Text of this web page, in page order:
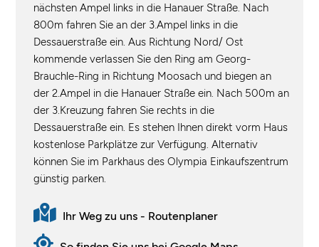
nächsten Ampel links in die Hanauer Straße. Nach
800m fahren Sie an der 3.Ampel links in die
Dessauerstraße ein. Aus Richtung Nord/ Ost
kommende verlassen Sie den Ring am Georg-
Brauchle-Ring in Richtung Moosach und biegen an
der 2.Ampel in die Hanauer Straße ein. Nach 500m an
der 3.Kreuzung fahren Sie rechts in die
Dessauerstraße ein. Es stehen Ihnen direkt vorm Haus
kostenlose Parkplätze zur Verfügung. Alternativ
können Sie im Parkhaus des Olympia Einkaufszentrum
günstig parken.
Ihr Weg zu uns - Routenplaner